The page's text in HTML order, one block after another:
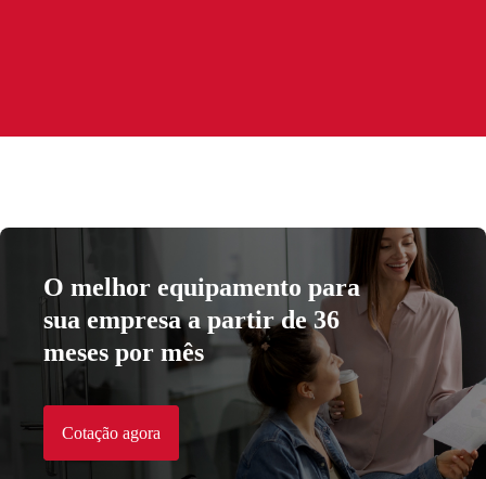
O melhor equipamento para
sua empresa a partir de 36
meses por mês
Cotação agora